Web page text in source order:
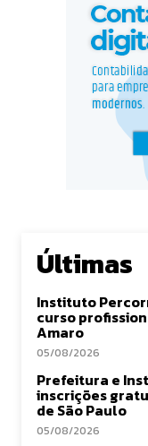
Últimas
Instituto
curso
Amaro
05/08/2026
Prefeitura e
inscrições
de São Paulo
05/08/2026